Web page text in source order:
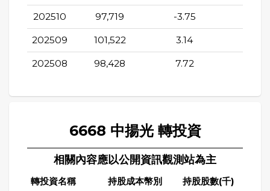
202510 97,719 -3.75
202509 101,522 3.14
202508 98,428 7.72
6668 中揚光 轉投資
相關內容應以公開資訊觀測站為主
轉投資名稱 持股成本幣別 持股股數(千)